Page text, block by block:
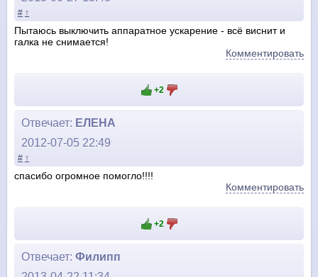
# ↑
Пытаюсь выключить аппаратное ускарение - всё виснит и
галка не снимается!
Комментировать
+2
Отвечает: ЕЛЕНА
2012-07-05 22:49
# ↑
спасибо огромное помогло!!!!
Комментировать
+2
Отвечает: Филипп